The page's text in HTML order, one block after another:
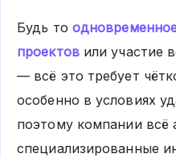
Будь то
проектовили участие
— всё это требует
особенно в условиях
поэтому компании всё
специализированные